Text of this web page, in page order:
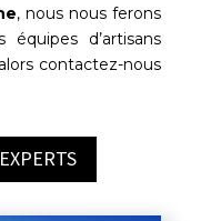
, nous nous ferons
d’artisans
contactez-nous